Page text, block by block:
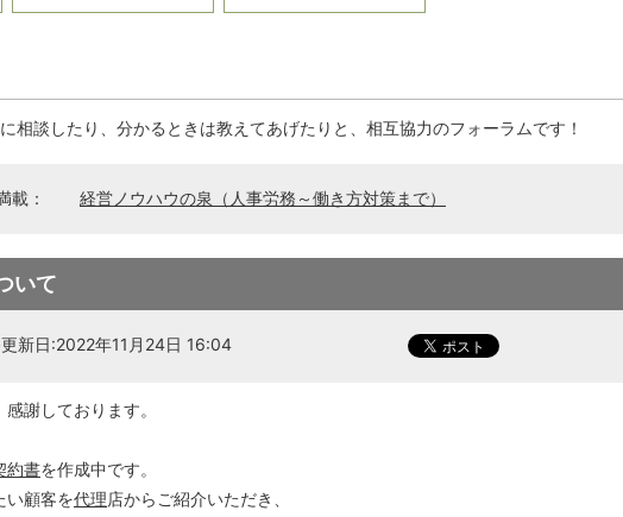
相談したり、分かるときは教えてあげたりと、相互協力のフォーラムです！
載： 経営ノウハウの泉（人事労務～働き方対策まで）
いて
新日:2022年11月24日 16:04
謝しております。
約書を作成中です。
い顧客を代理店からご紹介いただき、